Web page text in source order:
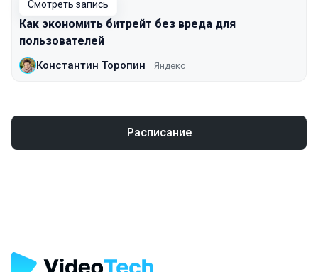
Смотреть запись
Как экономить битрейт без вреда для
пользователей
Константин Торопин Яндекс
Расписание